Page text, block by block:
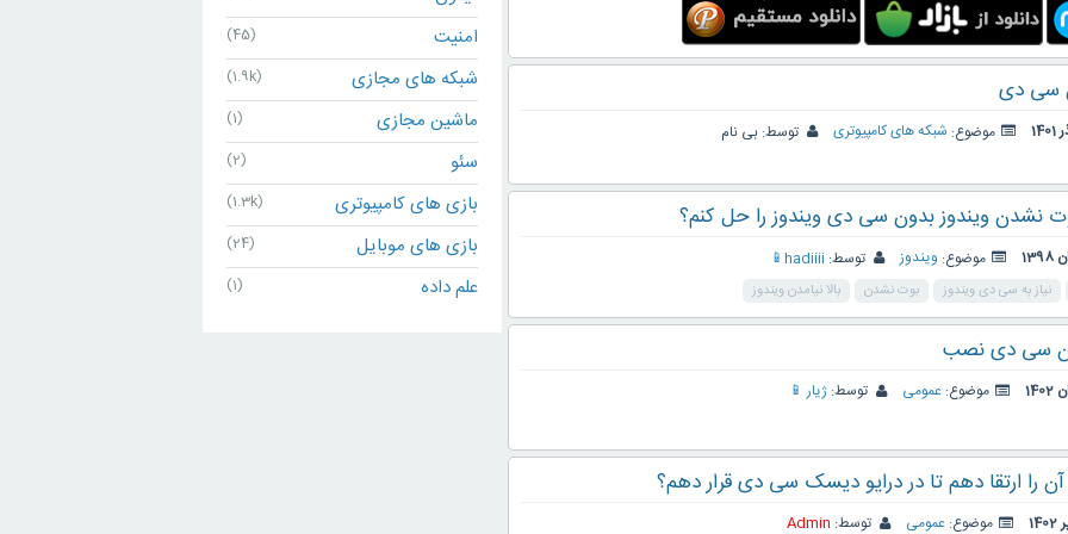
سی دی
موضوع: شبکه های کامپیوتری توسط: بی نام
نشدن ویندوز بدون سی دی ویندوز را حل کنم؟
موضوع: ویندوز توسط: hadiiii📱
نیاز به سی دی ویندوز بوت نشدن بالا نیامدن ویندوز
سی دی نصب
موضوع: عمومی توسط: ژیار 📱
را ارتقا دهم تا در درایو دیسک سی دی قرار دهم؟
موضوع: عمومی توسط: Admin
امنیت (45)
شبکه های مجازی (1.9k)
ماشین مجازی (1)
سئو (2)
بازی های کامپیوتری (1.3k)
بازی های موبایل (24)
علم داده (1)